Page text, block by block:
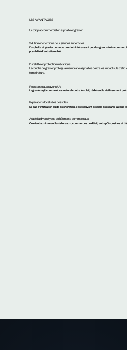
LES AVANTAGES
Un toit plat commercial en asphalte et gravier
Solution économique pour grandes superficies
L’asphalte et gravier demeure un choix intéressant pour les grands toits
possibilité d’entretien ciblé.
Durabilité et protection mécanique
La couche de gravier protège la membrane asphaltée contre les impacts, le trafic
température.
Résistance aux rayons UV
Le gravier agit comme écran naturel contre le soleil, réduisant le vieillissement
Réparations localisées possibles
En cas d’infiltration ou de détérioration, il est souvent possible de réparer la zone
Adapté à divers types de bâtiments commerciaux
Convient aux immeubles à bureaux, commerces de détail, entrepôts, usines et